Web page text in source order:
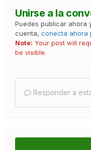
Unirse a la
Puedes publicar ahora
cuenta, conecta ahora
Note: Your post will
be visible.
Responder a